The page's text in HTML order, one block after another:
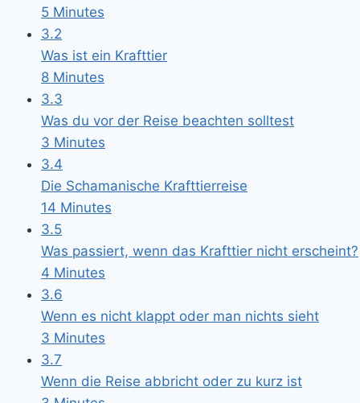
5 Minutes
3.2
Was ist ein Krafttier
8 Minutes
3.3
Was du vor der Reise beachten solltest
3 Minutes
3.4
Die Schamanische Krafttierreise
14 Minutes
3.5
Was passiert, wenn das Krafttier nicht erscheint?
4 Minutes
3.6
Wenn es nicht klappt oder man nichts sieht
3 Minutes
3.7
Wenn die Reise abbricht oder zu kurz ist